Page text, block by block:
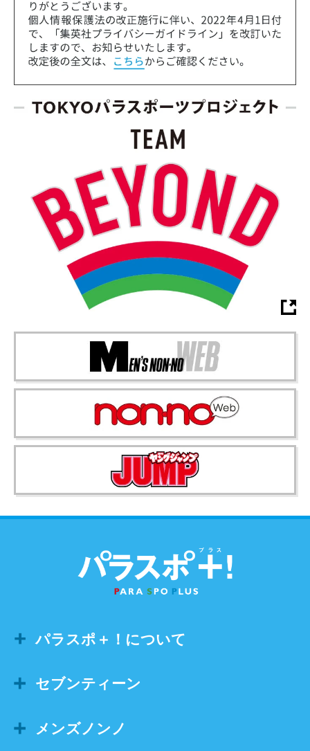
パラスポ＋！について
セブンティーン
メンズノンノ